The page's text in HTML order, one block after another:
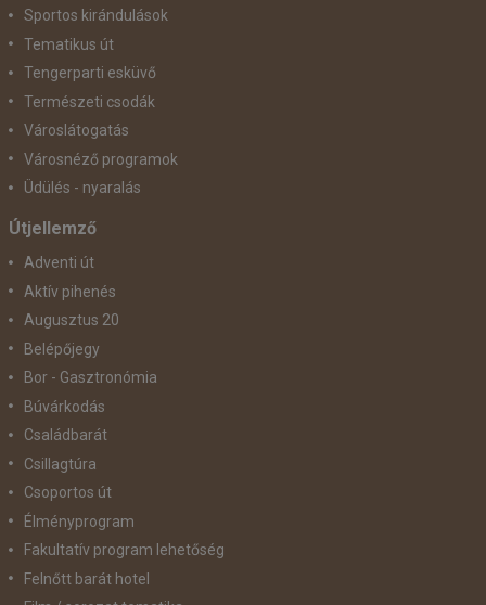
Sportos kirándulások
Tematikus út
Tengerparti esküvő
Természeti csodák
Városlátogatás
Városnéző programok
Üdülés - nyaralás
Útjellemző
Adventi út
Aktív pihenés
Augusztus 20
Belépőjegy
Bor - Gasztronómia
Búvárkodás
Családbarát
Csillagtúra
Csoportos út
Élményprogram
Fakultatív program lehetőség
Felnőtt barát hotel